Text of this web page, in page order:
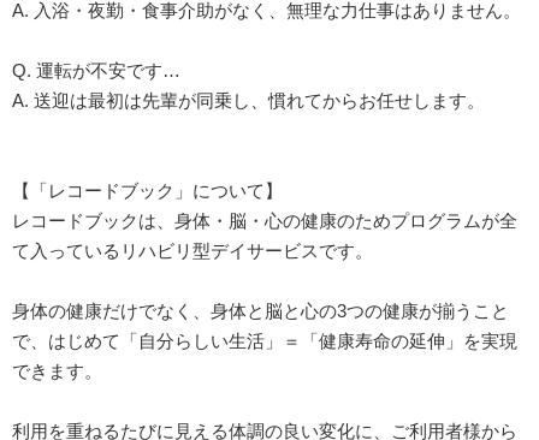
A. 入浴・夜勤・食事介助がなく、無理な力仕事はありません。
Q. 運転が不安です…
A. 送迎は最初は先輩が同乗し、慣れてからお任せします。
【「レコードブック」について】
レコードブックは、身体・脳・心の健康のためプログラムが全
て入っているリハビリ型デイサービスです。
身体の健康だけでなく、身体と脳と心の3つの健康が揃うこと
で、はじめて「自分らしい生活」＝「健康寿命の延伸」を実現
できます。
利用を重ねるたびに見える体調の良い変化に、ご利用者様から